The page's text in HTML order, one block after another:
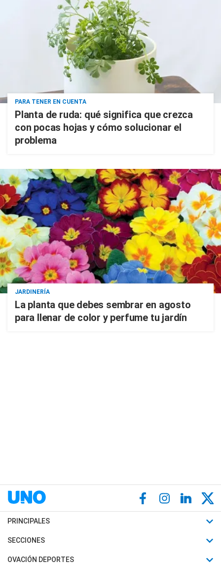
PARA TENER EN CUENTA
Planta de ruda: qué significa que crezca
con pocas hojas y cómo solucionar el
problema
JARDINERÍA
La planta que debes sembrar en agosto
para llenar de color y perfume tu jardín
PRINCIPALES
Últimas Noticias
Política
SECCIONES
Horóscopo
OVACIÓN DEPORTES